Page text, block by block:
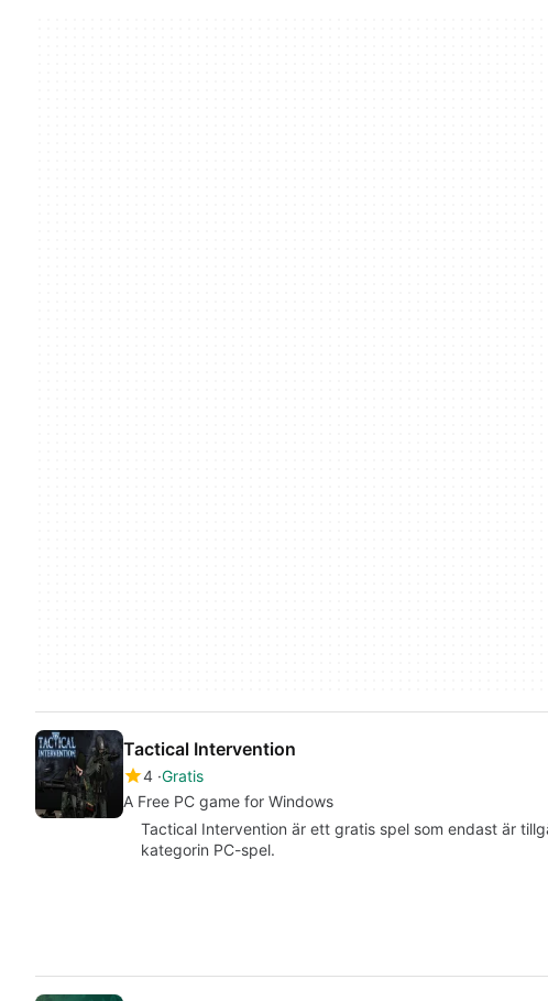
Tactical Intervention
4 Gratis
A Free PC game for Windows
Tactical Intervention är ett gratis spel som endast är
kategorin PC-spel.